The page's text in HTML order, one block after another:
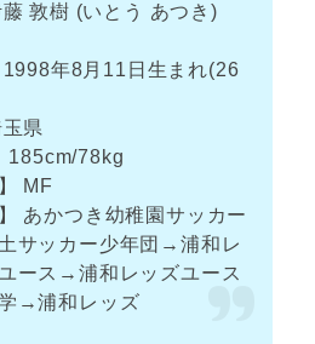
藤 敦樹 (いとう あつき)
1998年8月11日生まれ(26
県
185cm/78kg
MF
あかつき幼稚園サッカー
サッカー少年団→浦和レ
ース→浦和レッズユース
→浦和レッズ